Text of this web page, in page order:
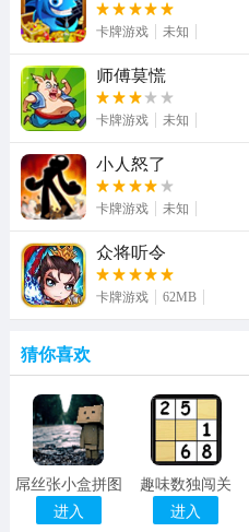
卡牌游戏 未知
师傅莫慌
卡牌游戏 未知
小人怒了
卡牌游戏 未知
众将听令
卡牌游戏 62MB
猜你喜欢
屌丝张小盒拼图
进入
趣味数独闯关
进入